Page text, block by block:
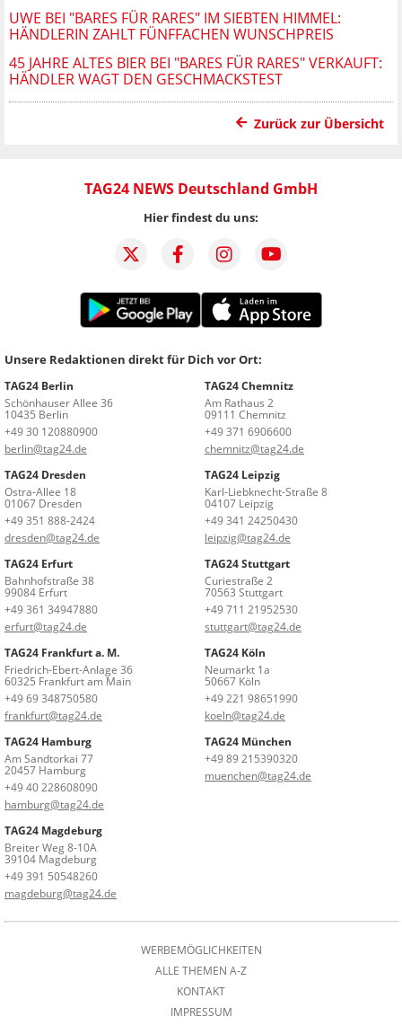
UWE BEI "BARES FÜR RARES" IM SIEBTEN HIMMEL:
HÄNDLERIN ZAHLT FÜNFFACHEN WUNSCHPREIS
45 JAHRE ALTES BIER BEI "BARES FÜR RARES" VERKAUFT:
HÄNDLER WAGT DEN GESCHMACKSTEST
Zurück zur Übersicht
TAG24 NEWS Deutschland GmbH
Hier findest du uns:
Unsere Redaktionen direkt für Dich vor Ort:
TAG24 Berlin
Schönhauser Allee 36
10435 Berlin
+49 30 120880900
berlin@tag24.de
TAG24 Chemnitz
Am Rathaus 2
09111 Chemnitz
+49 371 6906600
chemnitz@tag24.de
TAG24 Dresden
Ostra-Allee 18
01067 Dresden
+49 351 888-2424
dresden@tag24.de
TAG24 Leipzig
Karl-Liebknecht-Straße 8
04107 Leipzig
+49 341 24250430
leipzig@tag24.de
TAG24 Erfurt
Bahnhofstraße 38
99084 Erfurt
+49 361 34947880
erfurt@tag24.de
TAG24 Stuttgart
Curiestraße 2
70563 Stuttgart
+49 711 21952530
stuttgart@tag24.de
TAG24 Frankfurt a. M.
Friedrich-Ebert-Anlage 36
60325 Frankfurt am Main
+49 69 348750580
frankfurt@tag24.de
TAG24 Köln
Neumarkt 1a
50667 Köln
+49 221 98651990
koeln@tag24.de
TAG24 Hamburg
Am Sandtorkai 77
20457 Hamburg
+49 40 228608090
hamburg@tag24.de
TAG24 München
+49 89 215390320
muenchen@tag24.de
TAG24 Magdeburg
Breiter Weg 8-10A
39104 Magdeburg
+49 391 50548260
magdeburg@tag24.de
WERBEMÖGLICHKEITEN
ALLE THEMEN A-Z
KONTAKT
IMPRESSUM